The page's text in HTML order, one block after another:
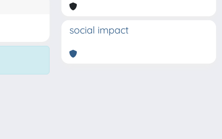
social impact